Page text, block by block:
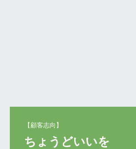
ちょうどいいを